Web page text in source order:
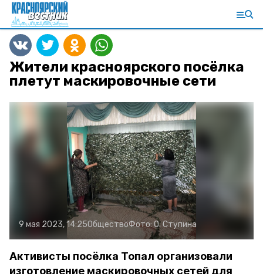
Жители красноярского посёлка
плетут маскировочные сети
9 мая 2023, 14:25ОбществоФото:О. Ступина
Активисты посёлка Топал организовали
изготовление маскировочных сетей для